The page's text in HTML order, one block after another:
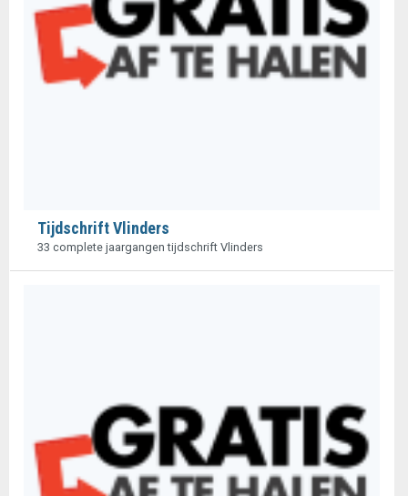
Tijdschrift Vlinders
33 complete jaargangen tijdschrift Vlinders